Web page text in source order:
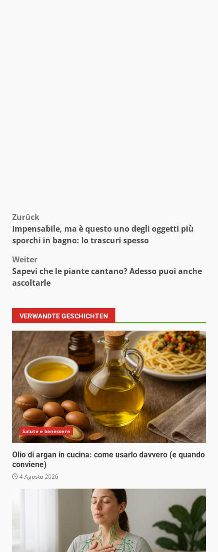
Beitragsnavigation
Zurück
Impensabile, ma è questo uno degli oggetti più
sporchi in bagno: lo trascuri spesso
Weiter
Sapevi che le piante cantano? Adesso puoi anche
ascoltarle
VERWANDTE GESCHICHTEN
Salute e benessere
Olio di argan in cucina: come usarlo davvero (e quando
conviene)
4 Agosto 2026